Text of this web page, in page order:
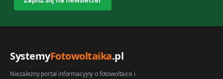
SystemyFotowoltaika.pl
Niezależny portal informacyjny o fotowoltaice i